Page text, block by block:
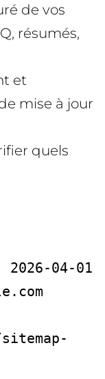
de vos
résumés,
et
mise à jour
quels
04-01